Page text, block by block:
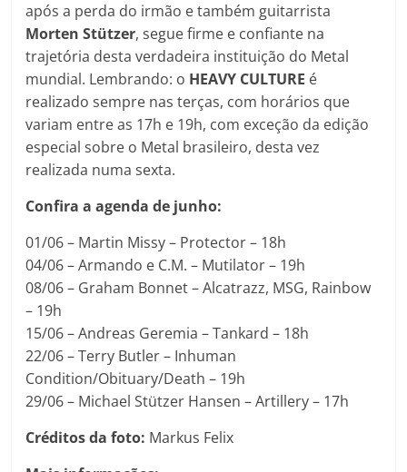
após a perda do irmão e também guitarrista
Morten Stützer, segue firme e confiante na
trajetória desta verdadeira instituição do Metal
mundial. Lembrando: o HEAVY CULTURE é
realizado sempre nas terças, com horários que
variam entre as 17h e 19h, com exceção da edição
especial sobre o Metal brasileiro, desta vez
realizada numa sexta.
Confira a agenda de junho:
01/06 – Martin Missy – Protector – 18h
04/06 – Armando e C.M. – Mutilator – 19h
08/06 – Graham Bonnet – Alcatrazz, MSG, Rainbow
– 19h
15/06 – Andreas Geremia – Tankard – 18h
22/06 – Terry Butler – Inhuman
Condition/Obituary/Death – 19h
29/06 – Michael Stützer Hansen – Artillery – 17h
Créditos da foto: Markus Felix